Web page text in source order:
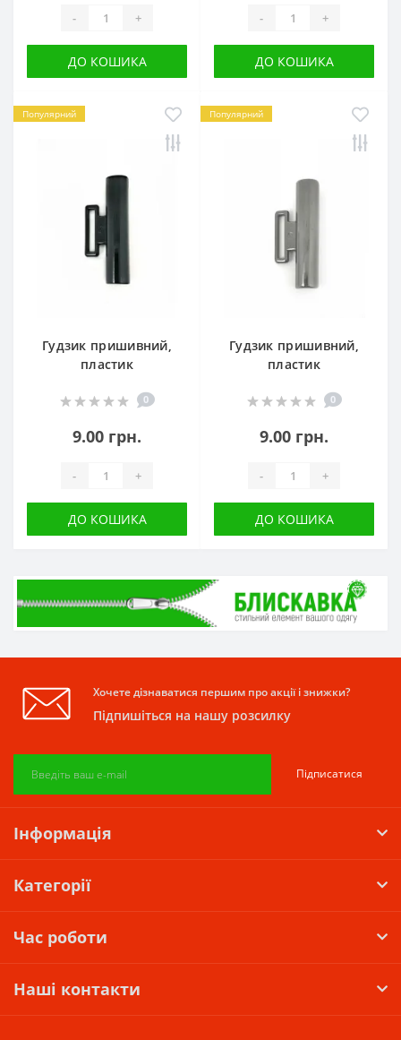
- +
ДО КОШИКА
- +
ДО КОШИКА
Популярний
Гудзик пришивний,
пластик
0
9.00 грн.
- +
ДО КОШИКА
Популярний
Гудзик пришивний,
пластик
0
9.00 грн.
- +
ДО КОШИКА
Хочете дізнаватися першим про акції і знижки?
Підпишіться на нашу розсилку
Підписатися
Інформація
Категорії
Час роботи
Наші контакти